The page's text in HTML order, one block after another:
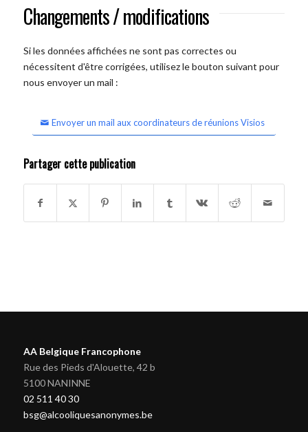
Changements / modifications
Si les données affichées ne sont pas correctes ou
nécessitent d'être corrigées, utilisez le bouton suivant pour
nous envoyer un mail :
Envoyer un mail aux coordinateurs de réunions Visios
Partager cette publication
AA Belgique Francophone
Rue des Pieds d'Alouette, 42 b
5100 NANINNE
02 511 40 30
bsg@alcooliquesanonymes.be